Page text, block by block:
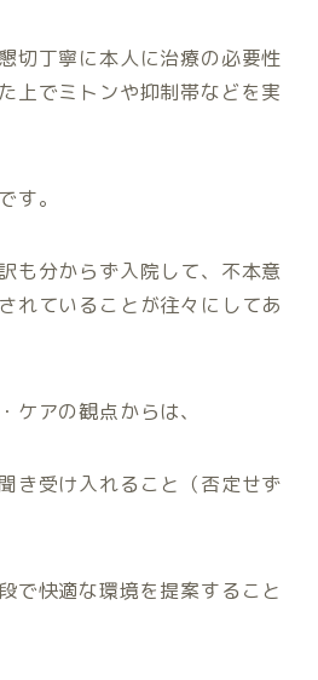
切丁寧に本人に治療の必要性
上でミトンや抑制帯などを実
す。
も分からず入院して、不本意
れていることが往々にしてあ
ケアの観点からは、
き受け入れること（否定せず
で快適な環境を提案すること